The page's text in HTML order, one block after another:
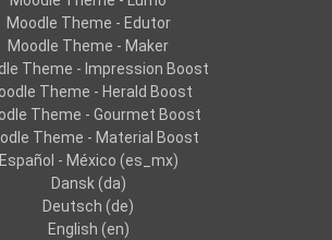
Moodle Theme - Edutor
Moodle Theme - Maker
Theme - Impression Boost
Theme - Herald Boost
Theme - Gourmet Boost
Theme - Material Boost
Español - México ‎(es_mx)‎
Dansk ‎(da)‎
Deutsch ‎(de)‎
English ‎(en)‎